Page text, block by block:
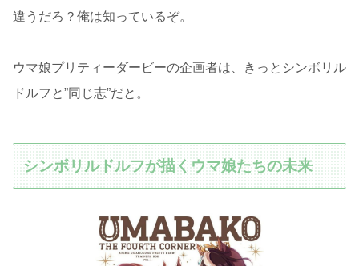
違うだろ？俺は知っているぞ。
ウマ娘プリティーダービーの企画者は、きっとシンボリル
ドルフと”同じ志”だと。
シンボリルドルフが描くウマ娘たちの未来